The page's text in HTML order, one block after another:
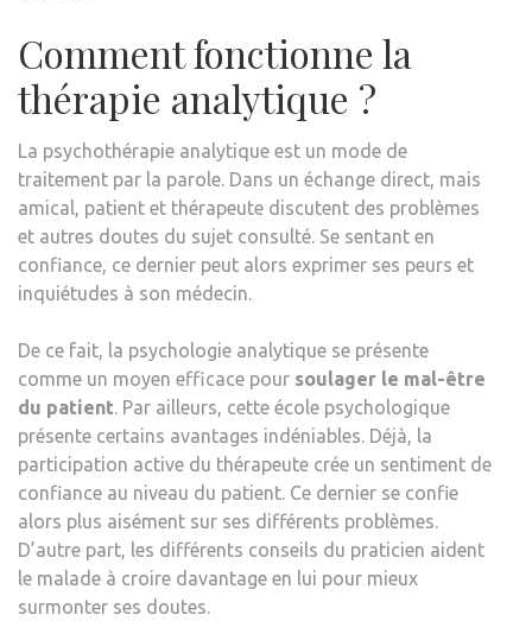
Comment fonctionne la
thérapie analytique ?
La psychothérapie analytique est un mode de
traitement par la parole. Dans un échange direct, mais
amical, patient et thérapeute discutent des problèmes
et autres doutes du sujet consulté. Se sentant en
confiance, ce dernier peut alors exprimer ses peurs et
inquiétudes à son médecin.
De ce fait, la psychologie analytique se présente
comme un moyen efficace pour soulager le mal-être
du patient. Par ailleurs, cette école psychologique
présente certains avantages indéniables. Déjà, la
participation active du thérapeute crée un sentiment de
confiance au niveau du patient. Ce dernier se confie
alors plus aisément sur ses différents problèmes.
D’autre part, les différents conseils du praticien aident
le malade à croire davantage en lui pour mieux
surmonter ses doutes.